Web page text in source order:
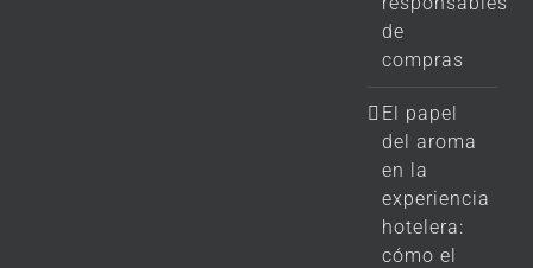
de
compras
El papel
del aroma
en la
experiencia
hotelera:
cómo el